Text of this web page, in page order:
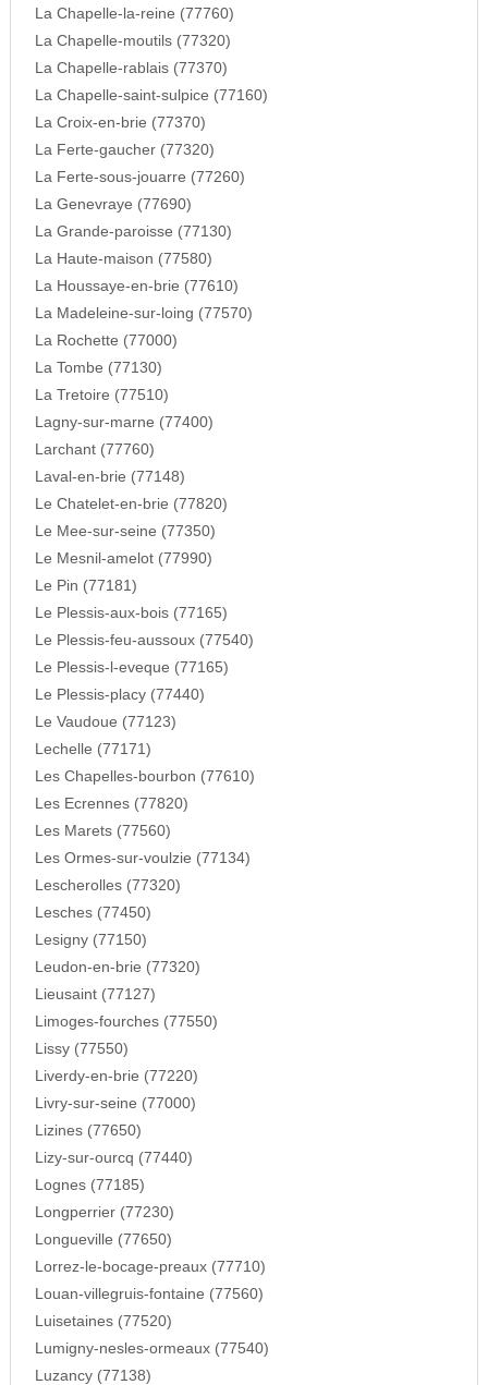
La Chapelle-la-reine (77760)
La Chapelle-moutils (77320)
La Chapelle-rablais (77370)
La Chapelle-saint-sulpice (77160)
La Croix-en-brie (77370)
La Ferte-gaucher (77320)
La Ferte-sous-jouarre (77260)
La Genevraye (77690)
La Grande-paroisse (77130)
La Haute-maison (77580)
La Houssaye-en-brie (77610)
La Madeleine-sur-loing (77570)
La Rochette (77000)
La Tombe (77130)
La Tretoire (77510)
Lagny-sur-marne (77400)
Larchant (77760)
Laval-en-brie (77148)
Le Chatelet-en-brie (77820)
Le Mee-sur-seine (77350)
Le Mesnil-amelot (77990)
Le Pin (77181)
Le Plessis-aux-bois (77165)
Le Plessis-feu-aussoux (77540)
Le Plessis-l-eveque (77165)
Le Plessis-placy (77440)
Le Vaudoue (77123)
Lechelle (77171)
Les Chapelles-bourbon (77610)
Les Ecrennes (77820)
Les Marets (77560)
Les Ormes-sur-voulzie (77134)
Lescherolles (77320)
Lesches (77450)
Lesigny (77150)
Leudon-en-brie (77320)
Lieusaint (77127)
Limoges-fourches (77550)
Lissy (77550)
Liverdy-en-brie (77220)
Livry-sur-seine (77000)
Lizines (77650)
Lizy-sur-ourcq (77440)
Lognes (77185)
Longperrier (77230)
Longueville (77650)
Lorrez-le-bocage-preaux (77710)
Louan-villegruis-fontaine (77560)
Luisetaines (77520)
Lumigny-nesles-ormeaux (77540)
Luzancy (77138)